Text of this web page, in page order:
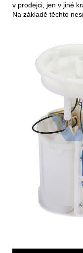
v prodejci, jen v jiné
Na základě těchto